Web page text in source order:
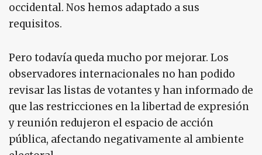
occidental. Nos hemos adaptado a sus
requisitos.
Pero todavía queda mucho por mejorar. Los
observadores internacionales no han podido
revisar las listas de votantes y han informado de
que las restricciones en la libertad de expresión
y reunión redujeron el espacio de acción
pública, afectando negativamente al ambiente